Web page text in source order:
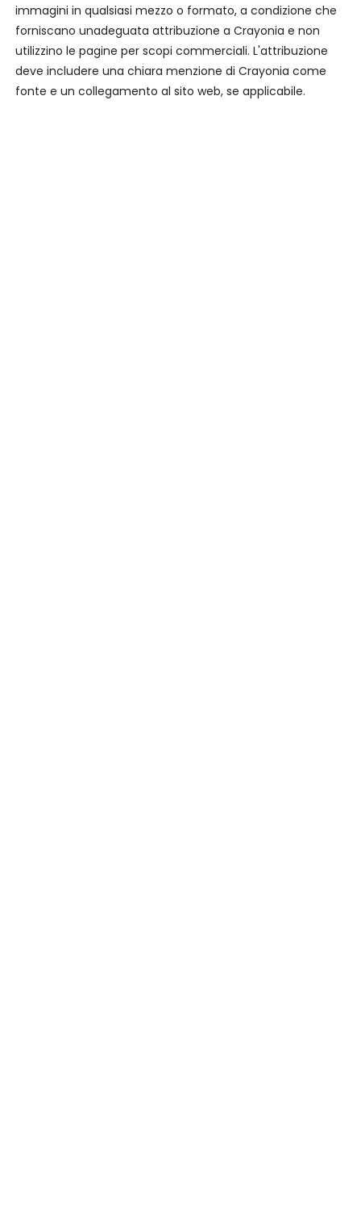
immagini in qualsiasi mezzo o formato, a condizione che
forniscano unadeguata attribuzione a Crayonia e non
utilizzino le pagine per scopi commerciali. L'attribuzione
deve includere una chiara menzione di Crayonia come
fonte e un collegamento al sito web, se applicabile.